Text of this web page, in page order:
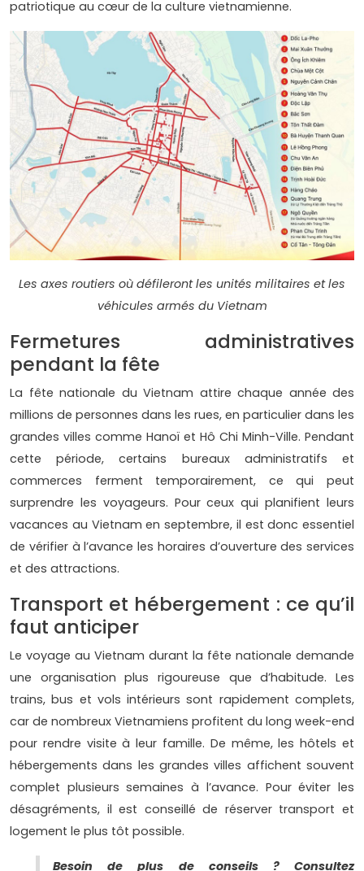
patriotique au cœur de la culture vietnamienne.
Les axes routiers où défileront les unités militaires et les
véhicules armés du Vietnam
Fermetures administratives
pendant la fête
La fête nationale du Vietnam attire chaque année des
millions de personnes dans les rues, en particulier dans les
grandes villes comme Hanoï et Hô Chi Minh-Ville. Pendant
cette période, certains bureaux administratifs et
commerces ferment temporairement, ce qui peut
surprendre les voyageurs. Pour ceux qui planifient leurs
vacances au Vietnam en septembre, il est donc essentiel
de vérifier à l’avance les horaires d’ouverture des services
et des attractions.
Transport et hébergement : ce qu’il
faut anticiper
Le voyage au Vietnam durant la fête nationale demande
une organisation plus rigoureuse que d’habitude. Les
trains, bus et vols intérieurs sont rapidement complets,
car de nombreux Vietnamiens profitent du long week-end
pour rendre visite à leur famille. De même, les hôtels et
hébergements dans les grandes villes affichent souvent
complet plusieurs semaines à l’avance. Pour éviter les
désagréments, il est conseillé de réserver transport et
logement le plus tôt possible.
Besoin de plus de conseils ? Consultez